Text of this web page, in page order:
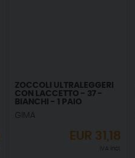
ZOCCOLI ULTRALEGGERI
CON LACCETTO - 37 -
BIANCHI - 1 PAIO
GIMA
EUR 31,18
IVA incl.